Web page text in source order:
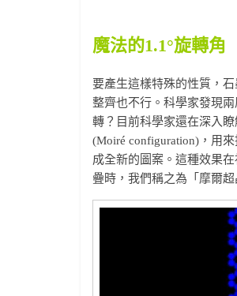
魔法的1.1°旋轉角
要產生這樣特殊的性質，
整齊也不行。科學家發現
轉？目前科學家還在深入
(Moiré configuration)，用
成全新的圖案。這種效果
疊時，我們稱之為「摩爾超